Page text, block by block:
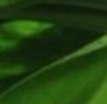
и присаливаем лишь слегка. Всё,
использовать по назначению.
Второй вариант начинки, я
так делать недавно: черемша,
вареные рубленые яйца и
сыр. С сыром вкус получается
более насыщенным и более
нежным, что ли.
Третий, скорее не вариант,